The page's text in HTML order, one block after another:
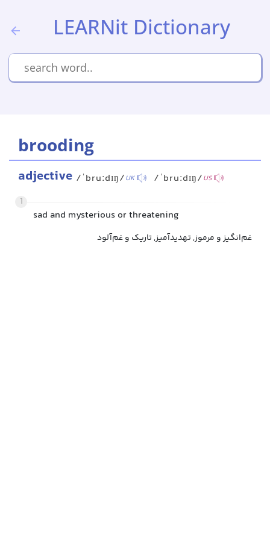
LEARNit Dictionary
brooding
adjective /ˈbruːdɪŋ/UK /ˈbruːdɪŋ/US
1
sad and mysterious or threatening
غم‌انگیز و مرموز, تهدیدآمیز, تاریک و غم‌آلود